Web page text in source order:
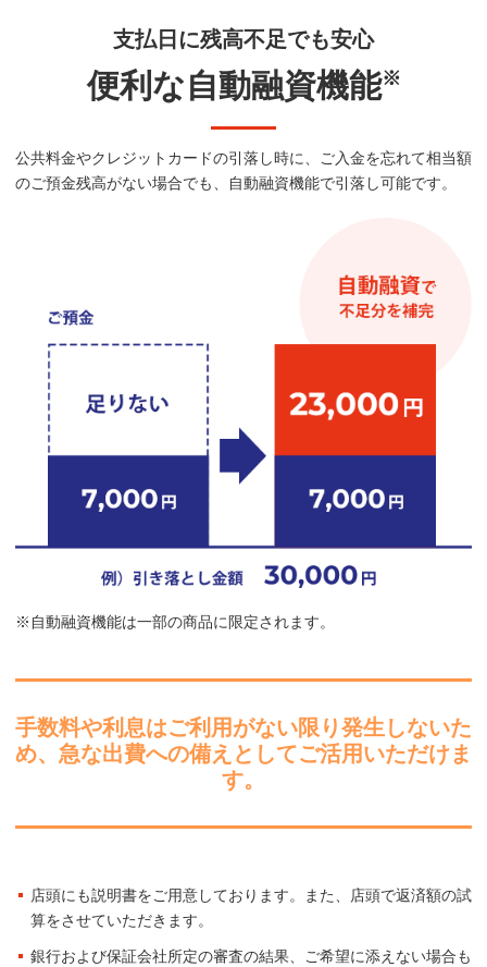
支払日に残高不足でも安心
便利な自動融資機能※
公共料金やクレジットカードの引落し時に、ご入金を忘れて相当額
のご預金残高がない場合でも、自動融資機能で引落し可能です。
※自動融資機能は一部の商品に限定されます。
手数料や利息はご利用がない限り発生しないた
め、 急な出費への備えとしてご活用いただけま
す。
店頭にも説明書をご用意しております。また、店頭で返済額の試
算をさせていただきます。
銀行および保証会社所定の審査の結果、ご希望に添えない場合も